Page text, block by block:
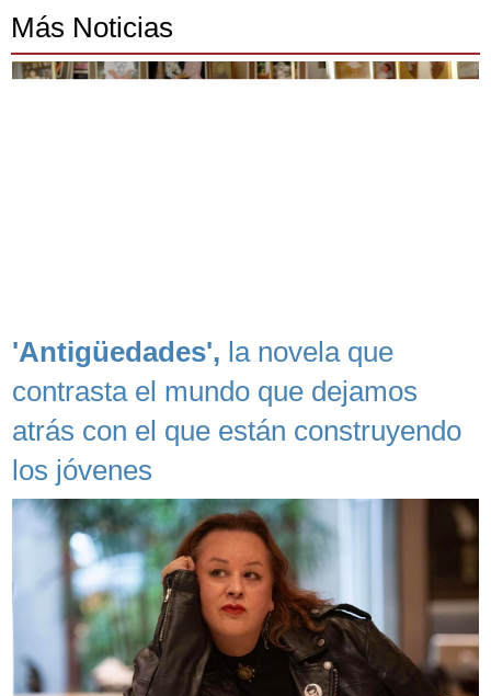
Más Noticias
'Antigüedades', la novela que
contrasta el mundo que dejamos
atrás con el que están construyendo
los jóvenes